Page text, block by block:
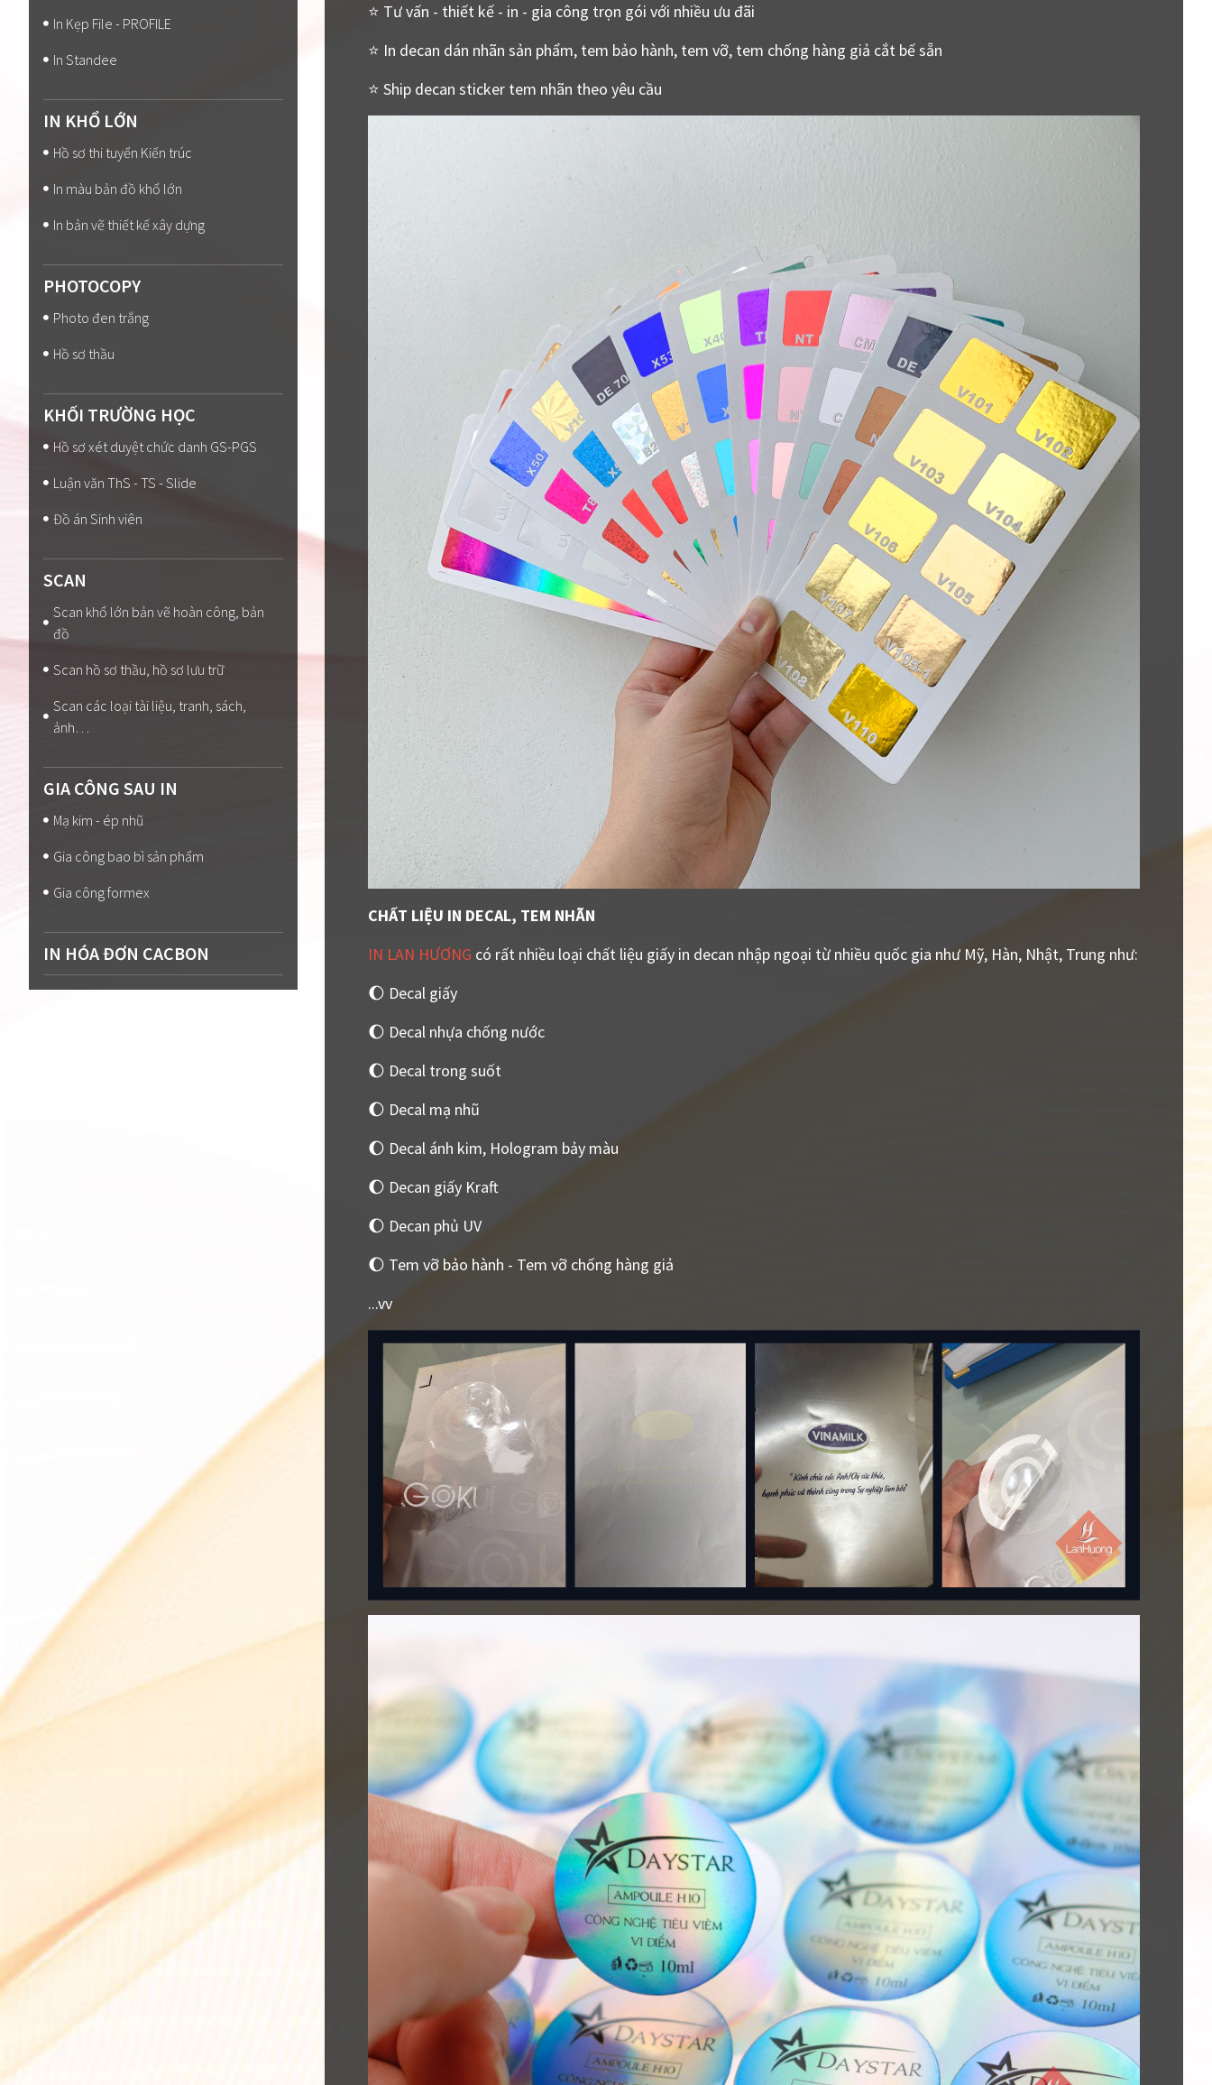
In Kẹp File - PROFILE
In Standee
IN KHỔ LỚN
Hồ sơ thi tuyển Kiến trúc
In màu bản đồ khổ lớn
In bản vẽ thiết kế xây dựng
PHOTOCOPY
Photo đen trắng
Hồ sơ thầu
KHỐI TRƯỜNG HỌC
Hồ sơ xét duyệt chức danh GS-PGS
Luận văn ThS - TS - Slide
Đồ án Sinh viên
SCAN
Scan khổ lớn bản vẽ hoàn công, bản
đồ
Scan hồ sơ thầu, hồ sơ lưu trữ
Scan các loại tài liệu, tranh, sách,
ảnh…
GIA CÔNG SAU IN
Mạ kim - ép nhũ
Gia công bao bì sản phẩm
Gia công formex
IN HÓA ĐƠN CACBON
⭐ Tư vấn - thiết kế - in - gia công trọn gói với nhiều ưu đãi
⭐ In decan dán nhãn sản phẩm, tem bảo hành, tem vỡ, tem chống hàng giả cắt bế sẵn
⭐ Ship decan sticker tem nhãn theo yêu cầu
CHẤT LIỆU IN DECAL, TEM NHÃN
IN LAN HƯƠNG có rất nhiều loại chất liệu giấy in decan nhập ngoại từ nhiều quốc gia như Mỹ, Hàn, Nhật, Trung như:
🌔 Decal giấy
🌔 Decal nhựa chống nước
🌔 Decal trong suốt
🌔 Decal mạ nhũ
🌔 Decal ánh kim, Hologram bảy màu
🌔 Decan giấy Kraft
🌔 Decan phủ UV
🌔 Tem vỡ bảo hành - Tem vỡ chống hàng giả
...vv